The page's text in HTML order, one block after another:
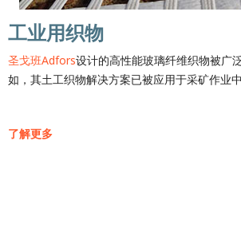
工业用织物
圣戈班Adfors设计的高性能玻璃纤维织物被广
如，其土工织物解决方案已被应用于采矿作业中
了解更多